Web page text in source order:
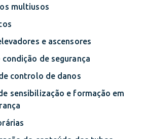
multiusos
e ascensores
de segurança
controlo de danos
sensibilização e formação em